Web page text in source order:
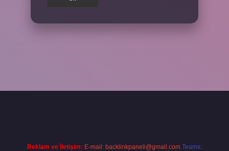
Reklam ve İletişim: E-mail: backlinkpaneli@gmail.com Teams: